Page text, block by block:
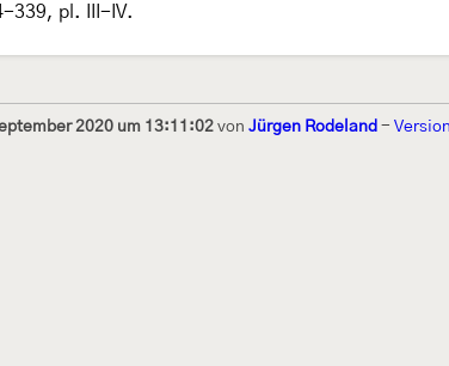
339, pl. III-IV.
2020 um 13:11:02 von Jürgen Rodeland - Version